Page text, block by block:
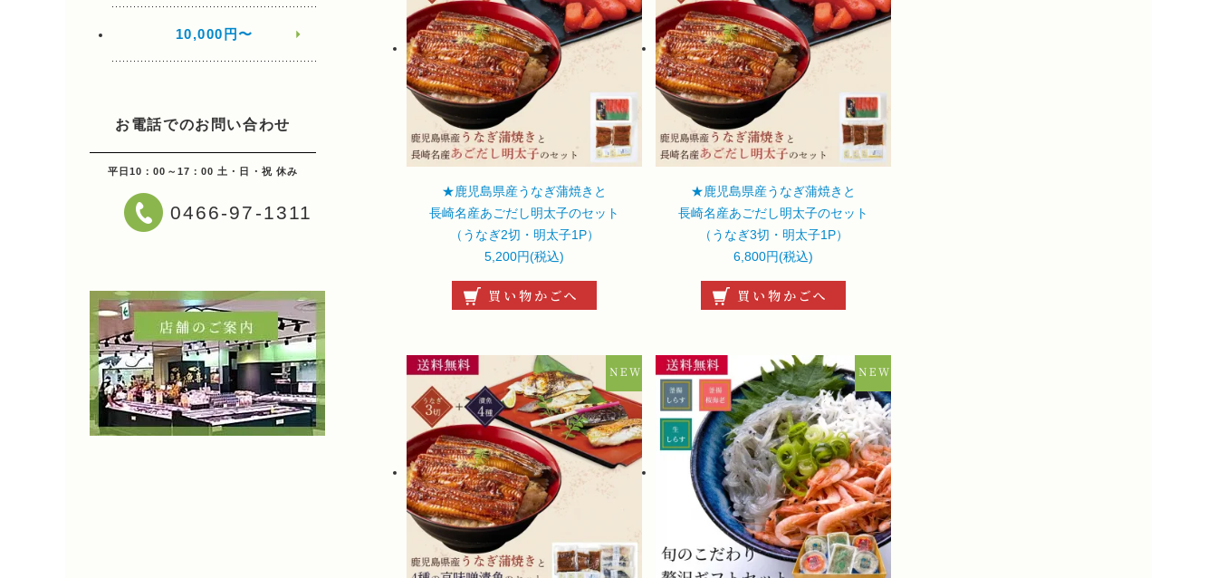
10,000円〜
お電話でのお問い合わせ
平日10：00～17：00 土・日・祝 休み
0466-97-1311
★鹿児島県産うなぎ蒲焼きと
長崎名産あごだし明太子のセット
（うなぎ2切・明太子1P）
5,200円(税込)
★鹿児島県産うなぎ蒲焼きと
長崎名産あごだし明太子のセット
（うなぎ3切・明太子1P）
6,800円(税込)